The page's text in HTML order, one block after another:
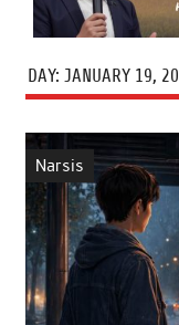
DAY: JANUARY 19,
Narsis